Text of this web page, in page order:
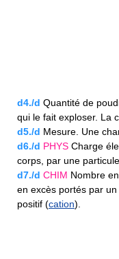
d4./d Quantité de
qui le fait exploser. La
d5./d Mesure. Une
d6./d PHYS Charge
corps, par une
d7./d CHIM Nombre
en excès portés par
positif (cation).